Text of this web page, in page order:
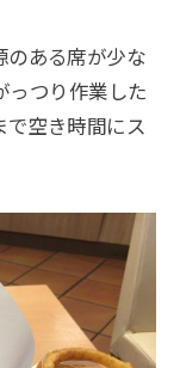
のある席が少な
っつり作業した
で空き時間にス